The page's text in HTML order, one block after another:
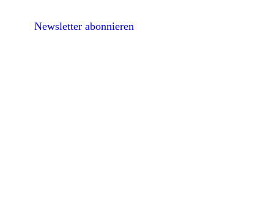
Newsletter abonnieren